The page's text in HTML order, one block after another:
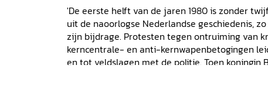
'De eerste helft van de jaren 1980 is zonder
uit de naoorlogse Nederlandse geschiedenis,
zijn bijdrage. Protesten tegen ontruiming van
kerncentrale- en anti-kernwapenbetogingen
en tot veldslagen met de politie. Toen koningin
nieuwe vorstin werd ingehuldigd, was het
Amsterdam. Onder de leus "Geen woning,